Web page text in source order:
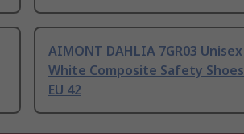
AIMONT DAHLIA 7GR03 Unisex
White Composite Safety Shoes
EU 42